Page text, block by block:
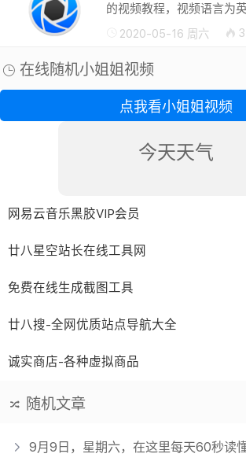
的视频教程，视频语言为英文！ 下载
链接：
https://pan.baidu.com/s/
2020-05-16 周六
在线随机小姐姐视频
点我看小姐姐视频
今天天气
网易云音乐黑胶VIP会员
廿八星空站长在线工具网
免费在线生成截图工具
廿八搜-全网优质站点导航大全
诚实商店-各种虚拟商品
随机文章
9月9日，星期六，在这里每天60秒读懂